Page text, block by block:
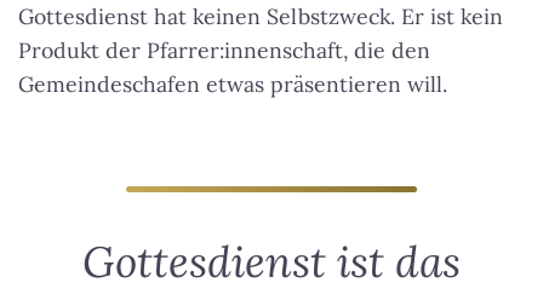
Gottesdienst hat keinen Selbstzweck. Er ist kein
Produkt der Pfarrer:innenschaft, die den
Gemeindeschafen etwas präsentieren will.
Gottesdienst ist das